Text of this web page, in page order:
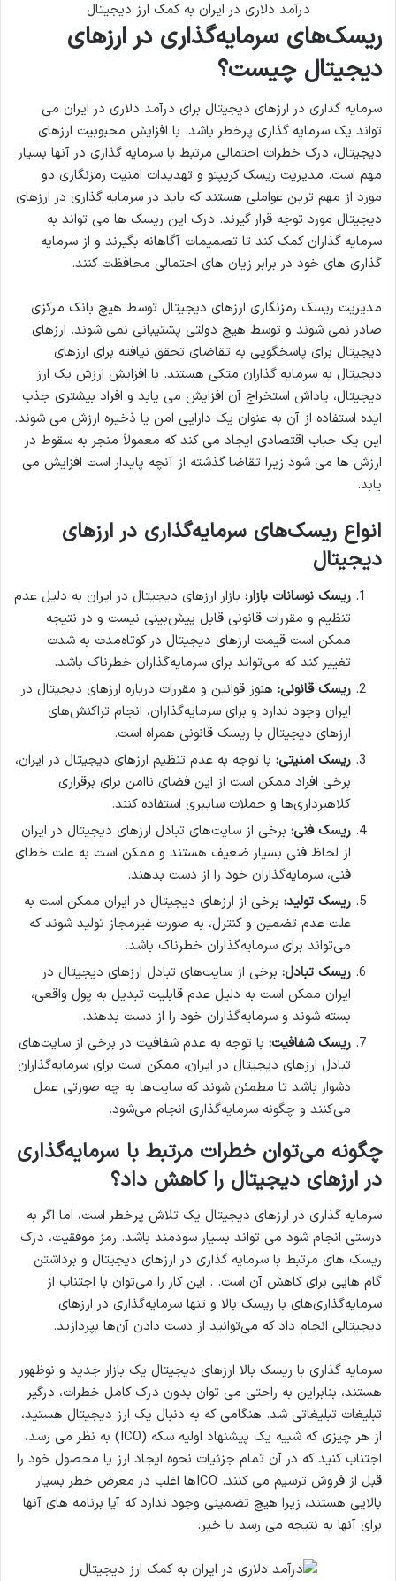
درآمد دلاری در ایران به کمک ارز دیجیتال
ریسک‌های سرمایه‌گذاری در ارزهای
دیجیتال چیست؟
سرمایه گذاری در ارزهای دیجیتال برای درآمد دلاری در ایران می
تواند یک سرمایه گذاری پرخطر باشد. با افزایش محبوبیت ارزهای
دیجیتال، درک خطرات احتمالی مرتبط با سرمایه گذاری در آنها بسیار
مهم است. مدیریت ریسک کریپتو و تهدیدات امنیت رمزنگاری دو
مورد از مهم ترین عواملی هستند که باید در سرمایه گذاری در ارزهای
دیجیتال مورد توجه قرار گیرند. درک این ریسک ها می تواند به
سرمایه گذاران کمک کند تا تصمیمات آگاهانه بگیرند و از سرمایه
گذاری های خود در برابر زیان های احتمالی محافظت کنند.
مدیریت ریسک رمزنگاری ارزهای دیجیتال توسط هیچ بانک مرکزی
صادر نمی شوند و توسط هیچ دولتی پشتیبانی نمی شوند. ارزهای
دیجیتال برای پاسخگویی به تقاضای تحقق نیافته برای ارزهای
دیجیتال به سرمایه گذاران متکی هستند. با افزایش ارزش یک ارز
دیجیتال، پاداش استخراج آن افزایش می یابد و افراد بیشتری جذب
ایده استفاده از آن به عنوان یک دارایی امن یا ذخیره ارزش می شوند.
این یک حباب اقتصادی ایجاد می کند که معمولاً منجر به سقوط در
ارزش ها می شود زیرا تقاضا گذشته از آنچه پایدار است افزایش می
یابد.
انواع ریسک‌های سرمایه‌گذاری در ارزهای
دیجیتال
ریسک نوسانات بازار: بازار ارزهای دیجیتال در ایران به دلیل عدم
تنظیم و مقررات قانونی قابل پیش‌بینی نیست و در نتیجه
ممکن است قیمت ارزهای دیجیتال در کوتاه‌مدت به شدت
تغییر کند که می‌تواند برای سرمایه‌گذاران خطرناک باشد.
ریسک قانونی: هنوز قوانین و مقررات درباره ارزهای دیجیتال در
ایران وجود ندارد و برای سرمایه‌گذاران، انجام تراکنش‌های
ارزهای دیجیتال با ریسک قانونی همراه است.
ریسک امنیتی: با توجه به عدم تنظیم ارزهای دیجیتال در ایران،
برخی افراد ممکن است از این فضای ناامن برای برقراری
کلاهبرداری‌ها و حملات سایبری استفاده کنند.
ریسک فنی: برخی از سایت‌های تبادل ارزهای دیجیتال در ایران
از لحاظ فنی بسیار ضعیف هستند و ممکن است به علت خطای
فنی، سرمایه‌گذاران خود را از دست بدهند.
ریسک تولید: برخی از ارزهای دیجیتال در ایران ممکن است به
علت عدم تضمین و کنترل، به صورت غیرمجاز تولید شوند که
می‌تواند برای سرمایه‌گذاران خطرناک باشد.
ریسک تبادل: برخی از سایت‌های تبادل ارزهای دیجیتال در
ایران ممکن است به دلیل عدم قابلیت تبدیل به پول واقعی،
بسته شوند و سرمایه‌گذاران خود را از دست بدهند.
ریسک شفافیت: با توجه به عدم شفافیت در برخی از سایت‌های
تبادل ارزهای دیجیتال در ایران، ممکن است برای سرمایه‌گذاران
دشوار باشد تا مطمئن شوند که سایت‌ها به چه صورتی عمل
می‌کنند و چگونه سرمایه‌گذاری انجام می‌شود.
چگونه می‌توان خطرات مرتبط با سرمایه‌گذاری
در ارزهای دیجیتال را کاهش داد؟
سرمایه گذاری در ارزهای دیجیتال یک تلاش پرخطر است، اما اگر به
درستی انجام شود می تواند بسیار سودمند باشد. رمز موفقیت، درک
ریسک های مرتبط با سرمایه گذاری در ارزهای دیجیتال و برداشتن
گام هایی برای کاهش آن است. . این کار را می‌توان با اجتناب از
سرمایه‌گذاری‌های با ریسک بالا و تنها سرمایه‌گذاری در ارزهای
دیجیتالی انجام داد که می‌توانید از دست دادن آن‌ها بپردازید.
سرمایه گذاری با ریسک بالا ارزهای دیجیتال یک بازار جدید و نوظهور
هستند، بنابراین به راحتی می توان بدون درک کامل خطرات، درگیر
تبلیغات تبلیغاتی شد. هنگامی که به دنبال یک ارز دیجیتال هستید،
از هر چیزی که شبیه یک پیشنهاد اولیه سکه (ICO) به نظر می رسد،
اجتناب کنید که در آن تمام جزئیات نحوه ایجاد ارز یا محصول خود را
قبل از فروش ترسیم می کنند. ICOها اغلب در معرض خطر بسیار
بالایی هستند، زیرا هیچ تضمینی وجود ندارد که آیا برنامه های آنها
برای آنها به نتیجه می رسد یا خیر.